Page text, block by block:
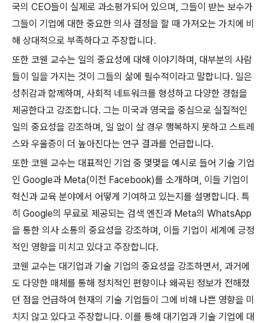
국의 CEO들이 실제로 과소평가되어 있으며, 그들이 받는 보수가
그들이 기업에 대한 중요한 의사 결정을 할 때 가져오는 가치에 비
해 상대적으로 부족하다고 주장합니다.
또한 코웬 교수는 일의 중요성에 대해 이야기하며, 대부분의 사람
들이 일을 가지는 것이 그들의 삶에 필수적이라고 말합니다. 일은
성취감과 함께하며, 사회적 네트워크를 형성하고 다양한 경험을
제공한다고 강조합니다. 그는 미국과 영국을 중심으로 실질적인
일의 중요성을 강조하며, 일 없이 살 경우 행복하지 못하고 스트레
스와 우울증이 더 높아진다는 연구 결과를 언급합니다.
또한 코웬 교수는 대표적인 기업 중 몇몇을 예시로 들어 기술 기업
인 Google과 Meta(이전 Facebook)를 소개하며, 이들 기업이
혁신과 교육 분야에서 어떻게 기여하고 있는지를 설명합니다. 특
히 Google의 무료로 제공되는 검색 엔진과 Meta의 WhatsApp
을 통한 의사 소통의 중요성을 강조하며, 이들 기업이 세계에 긍정
적인 영향을 미치고 있다고 주장합니다.
코웬 교수는 대기업과 기술 기업의 중요성을 강조하면서, 과거에
도 다양한 매체를 통해 정치적인 편향이나 왜곡된 정보가 전해졌
던 점을 언급하여 현재의 기술 기업들이 그에 비해 나쁜 영향을 미
치지 않고 있다고 주장합니다. 이를 통해 대기업과 기술 기업에 대